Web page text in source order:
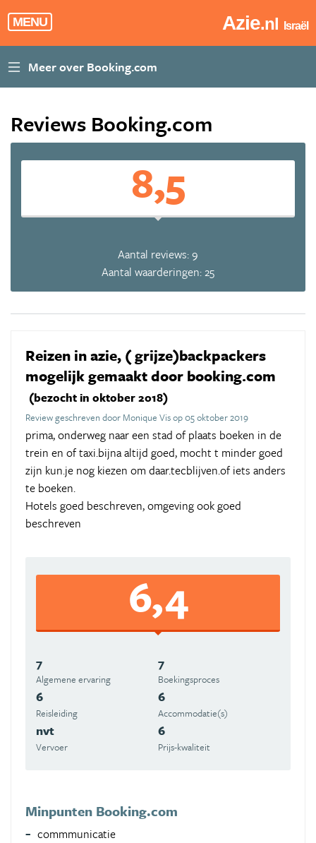
MENU Azie.nl Israël
Reviews Booking.com
8,5
Aantal reviews: 9
Aantal waarderingen: 25
Reizen in azie, ( grijze)backpackers
mogelijk gemaakt door booking.com
(bezocht in oktober 2018)
Review geschreven door Monique Vis op 05 oktober 2019
prima, onderweg naar een stad of plaats boeken in de
trein en of taxi.bijna altijd goed, mocht t minder goed
zijn kun.je nog kiezen om daar.tecblijven.of iets anders
te boeken.
Hotels goed beschreven, omgeving ook goed
beschreven
6,4
7
Algemene ervaring
7
Boekingsproces
6
Reisleiding
6
Accommodatie(s)
nvt
Vervoer
6
Prijs-kwaliteit
Minpunten Booking.com
commmunicatie